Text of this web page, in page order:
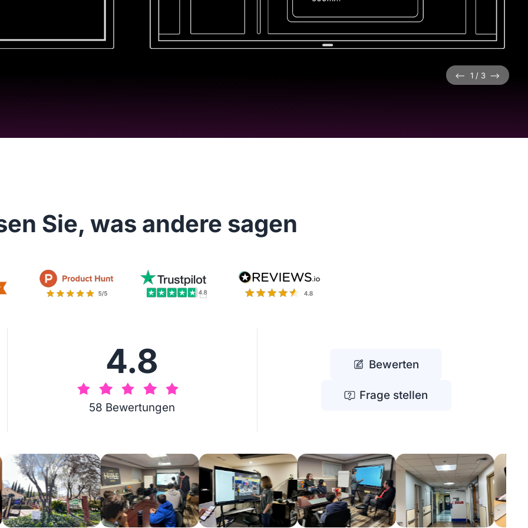
<-- 1/ 3 -->
Sie, was andere sagen
4.8
58 Bewertungen
Bewerten
Frage stellen